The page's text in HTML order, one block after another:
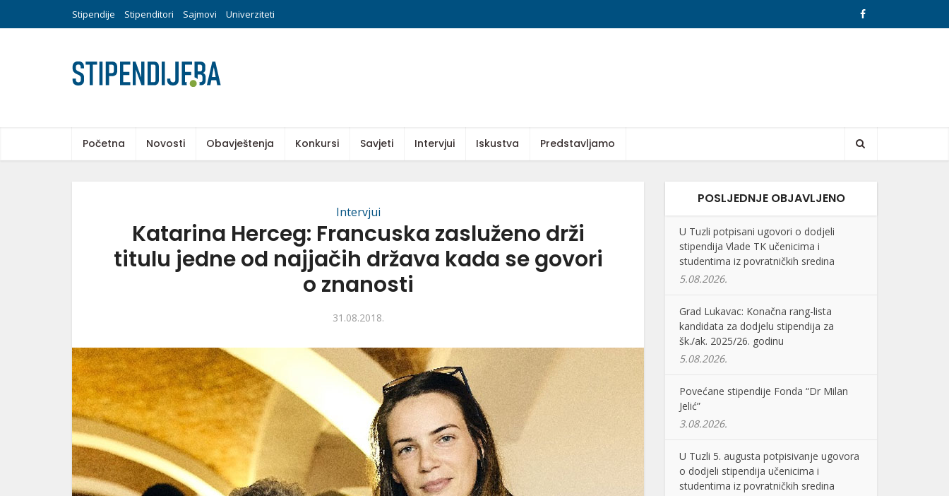
Stipendije Stipenditori Sajmovi Univerziteti
Početna Novosti Obavještenja Konkursi Savjeti Intervjui Iskustva Predstavljamo
Intervjui
Katarina Herceg: Francuska zasluženo drži
titulu jedne od najjačih država kada se govori
o znanosti
31.08.2018.
POSLJEDNJE OBJAVLJENO
U Tuzli potpisani ugovori o dodjeli
stipendija Vlade TK učenicima i
studentima iz povratničkih sredina
5.08.2026.
Grad Lukavac: Konačna rang-lista
kandidata za dodjelu stipendija za
šk./ak. 2025/26. godinu
5.08.2026.
Povećane stipendije Fonda “Dr Milan
Jelić”
3.08.2026.
U Tuzli 5. augusta potpisivanje ugovora
o dodjeli stipendija učenicima i
studentima iz povratničkih sredina